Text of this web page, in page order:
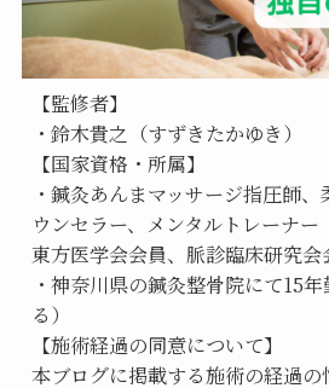
【監修者】
・鈴木貴之（すずきたかゆき）
【国家資格・所属】
・鍼灸あんまマッサージ指圧師
ウンセラー、メンタルトレーナー
東方医学会会員、脈診臨床研究会
・神奈川県の鍼灸整骨院にて15
る）
【施術経過の同意について】
本ブログに掲載する施術の経過